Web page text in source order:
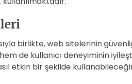
birlikte, web sitelerinin
de kullanıcı deneyiminin
etkin bir şekilde